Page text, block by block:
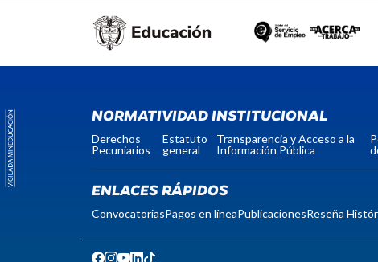
NORMATIVIDAD INSTITUCIONAL
Derechos
Pecuniarios
Estatuto
general
Transparencia y Acceso a la
Información Pública
ENLACES RÁPIDOS
ConvocatoriasPagos en líneaPublicacionesReseña